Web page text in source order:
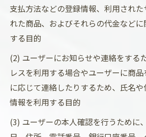
支払方法などの登録情報、利用され
れた商品、およびそれらの代金など
する目的
(2) ユーザーにお知らせや連絡をする
レスを利用する場合やユーザーに商
に応じて連絡したりするため、氏名
情報を利用する目的
(3) ユーザーの本人確認を行うために